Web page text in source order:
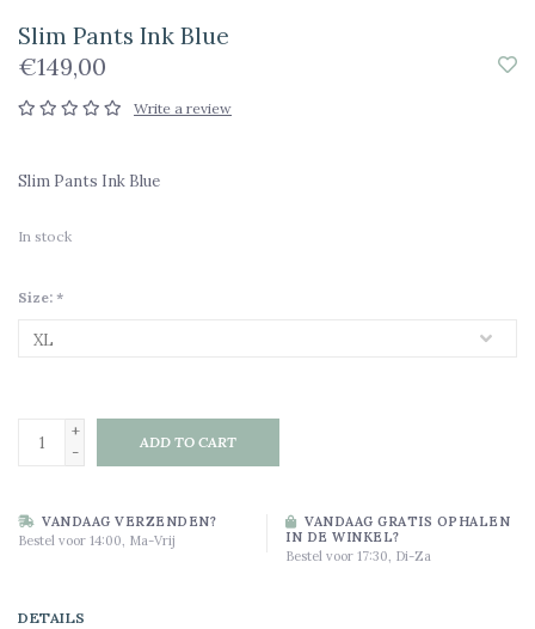
Slim Pants Ink Blue
€149,00
Write a review
Slim Pants Ink Blue
In stock
Size: *
+
-
ADD TO CART
VANDAAG VERZENDEN?
Bestel voor 14:00, Ma-Vrij
VANDAAG GRATIS OPHALEN
IN DE WINKEL?
Bestel voor 17:30, Di-Za
DETAILS